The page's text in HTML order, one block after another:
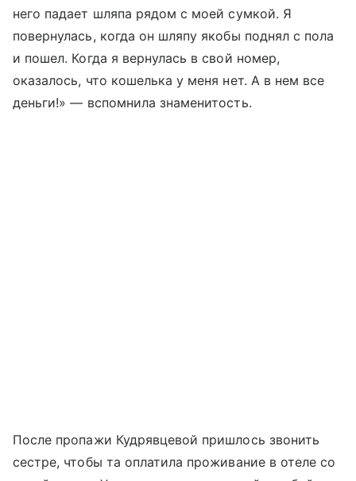
него падает шляпа рядом с моей сумкой. Я
повернулась, когда он шляпу якобы поднял с пола
и пошел. Когда я вернулась в свой номер,
оказалось, что кошелька у меня нет. А в нем все
деньги!» — вспомнила знаменитость.
После пропажи Кудрявцевой пришлось звонить
сестре, чтобы та оплатила проживание в отеле со